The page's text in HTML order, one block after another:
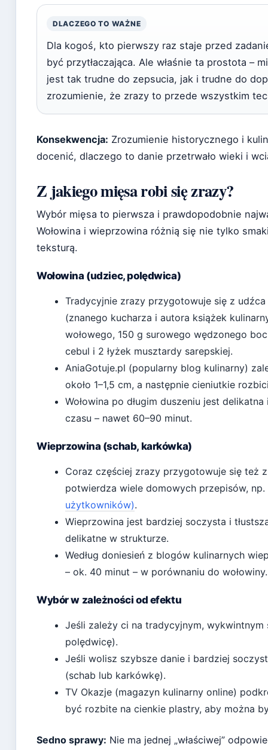
DLACZEGO TO WAŻNE
Dla kogoś, kto pierwszy raz staje przed
być przytłaczająca. Ale właśnie ta prostota –
jest tak trudne do zepsucia, jak i trudne do
zrozumienie, że zrazy to przede wszystkim
Konsekwencja: Zrozumienie historycznego i
docenić, dlaczego to danie przetrwało wieki i
Z jakiego mięsa robi się zrazy?
Wybór mięsa to pierwsza i prawdopodobnie
Wołowina i wieprzowina różnią się nie tylko
teksturą.
Wołowina (udziec, polędwica)
Tradycyjnie zrazy przygotowuje się z
(znanego kucharza i autora książek
wołowego, 150 g surowego wędzonego
cebul i 2 łyżek musztardy sarepskiej.
AniaGotuje.pl (popularny blog kulinarny)
około 1–1,5 cm, a następnie cieniutkie
Wołowina po długim duszeniu jest
czasu – nawet 60–90 minut.
Wieprzowina (schab, karkówka)
Coraz częściej zrazy przygotowuje się też
potwierdza wiele domowych przepisów, np.
użytkowników).
Wieprzowina jest bardziej soczysta i
delikatne w strukturze.
Według doniesień z blogów kulinarnych
– ok. 40 minut – w porównaniu do wołowiny.
Wybór w zależności od efektu
Jeśli zależy ci na tradycyjnym, wykwintnym
polędwicę).
Jeśli wolisz szybsze danie i bardziej
(schab lub karkówkę).
TV Okazje (magazyn kulinarny online)
być rozbite na cienkie plastry, aby można
Sedno sprawy: Nie ma jednej „właściwej”